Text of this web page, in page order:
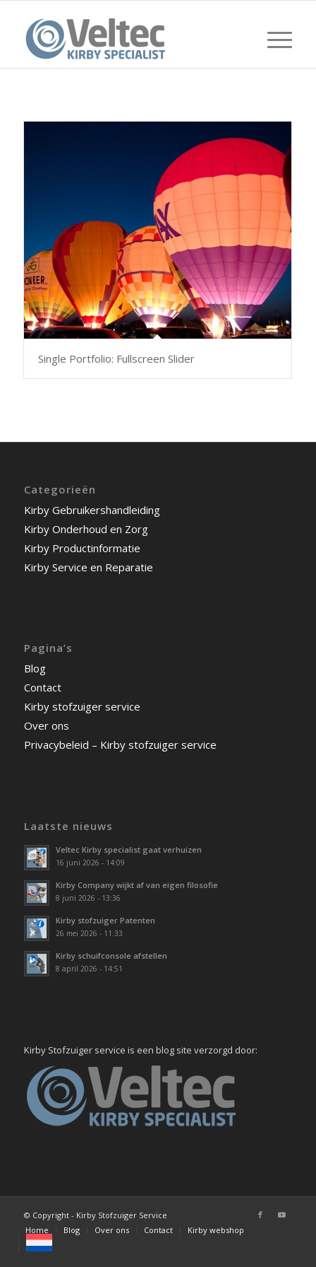
Single Portfolio: Fullscreen Slider
Categorieën
Kirby Gebruikershandleiding
Kirby Onderhoud en Zorg
Kirby Productinformatie
Kirby Service en Reparatie
Pagina’s
Blog
Contact
Kirby stofzuiger service
Over ons
Privacybeleid – Kirby stofzuiger service
Laatste nieuws
Veltec Kirby specialist gaat verhuizen
16 juni 2026 - 14:09
Kirby Company wijkt af van eigen filosofie
8 juni 2026 - 13:36
Kirby stofzuiger Patenten
26 mei 2026 - 11:33
Kirby schuifconsole afstellen
8 april 2026 - 14:51
Kirby Stofzuiger service is een blog site verzorgd door:
© Copyright - Kirby Stofzuiger Service
Home
Blog Over ons Contact Kirby webshop